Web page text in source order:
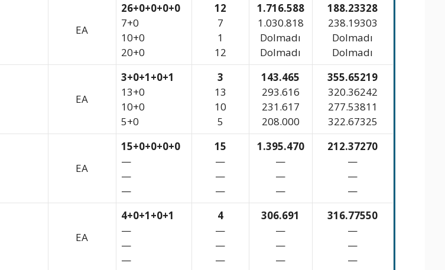
EA
26+0+0+0+0
7+0
10+0
20+0
12
7
1
12
1.716.588
1.030.818
Dolmadı
Dolmadı
188.23328
238.19303
Dolmadı
Dolmadı
EA
3+0+1+0+1
13+0
10+0
5+0
3
13
10
5
143.465
293.616
231.617
208.000
355.65219
320.36242
277.53811
322.67325
EA
15+0+0+0+0
—
—
—
15
—
—
—
1.395.470
—
—
—
212.37270
—
—
—
EA
4+0+1+0+1
—
—
—
4
—
—
—
306.691
—
—
—
316.77550
—
—
—